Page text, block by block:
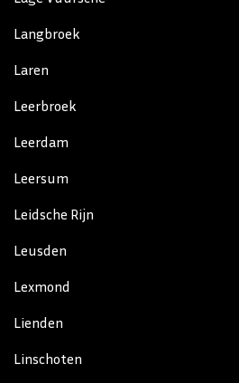
Langbroek
Laren
Leerbroek
Leerdam
Leersum
Leidsche Rijn
Leusden
Lexmond
Lienden
Linschoten